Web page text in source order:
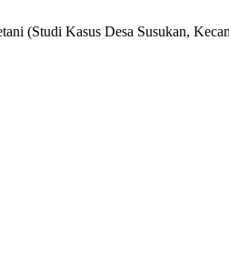
(Studi Kasus Desa Susukan,